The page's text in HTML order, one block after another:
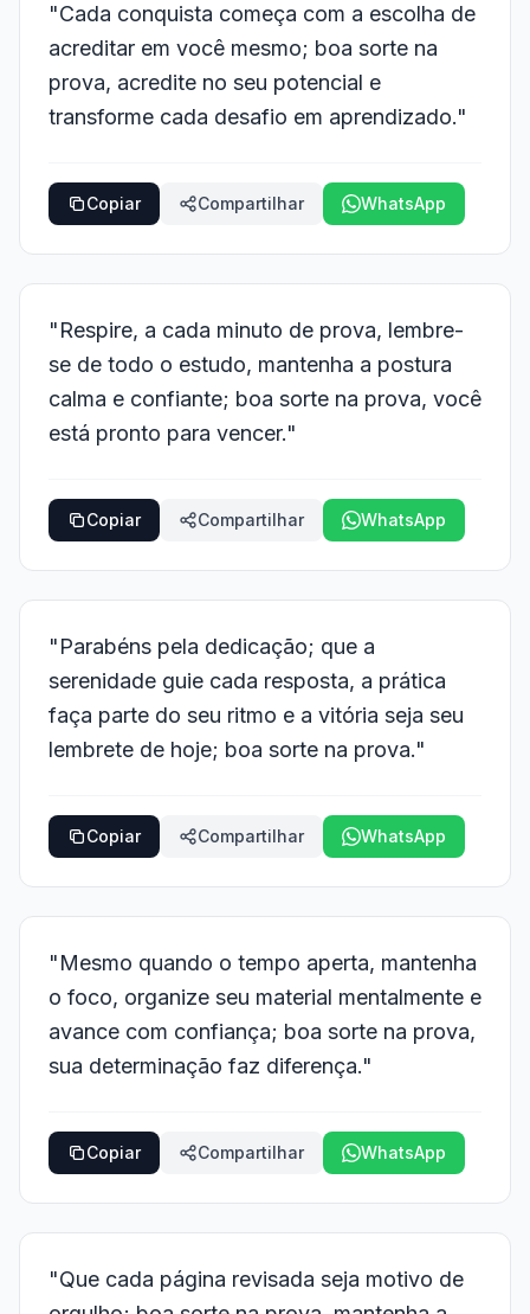
"Cada conquista começa com a escolha de
acreditar em você mesmo; boa sorte na
prova, acredite no seu potencial e
transforme cada desafio em aprendizado."
Copiar Compartilhar WhatsApp
"Respire, a cada minuto de prova, lembre-
se de todo o estudo, mantenha a postura
calma e confiante; boa sorte na prova, você
está pronto para vencer."
Copiar Compartilhar WhatsApp
"Parabéns pela dedicação; que a
serenidade guie cada resposta, a prática
faça parte do seu ritmo e a vitória seja seu
lembrete de hoje; boa sorte na prova."
Copiar Compartilhar WhatsApp
"Mesmo quando o tempo aperta, mantenha
o foco, organize seu material mentalmente e
avance com confiança; boa sorte na prova,
sua determinação faz diferença."
Copiar Compartilhar WhatsApp
"Que cada página revisada seja motivo de